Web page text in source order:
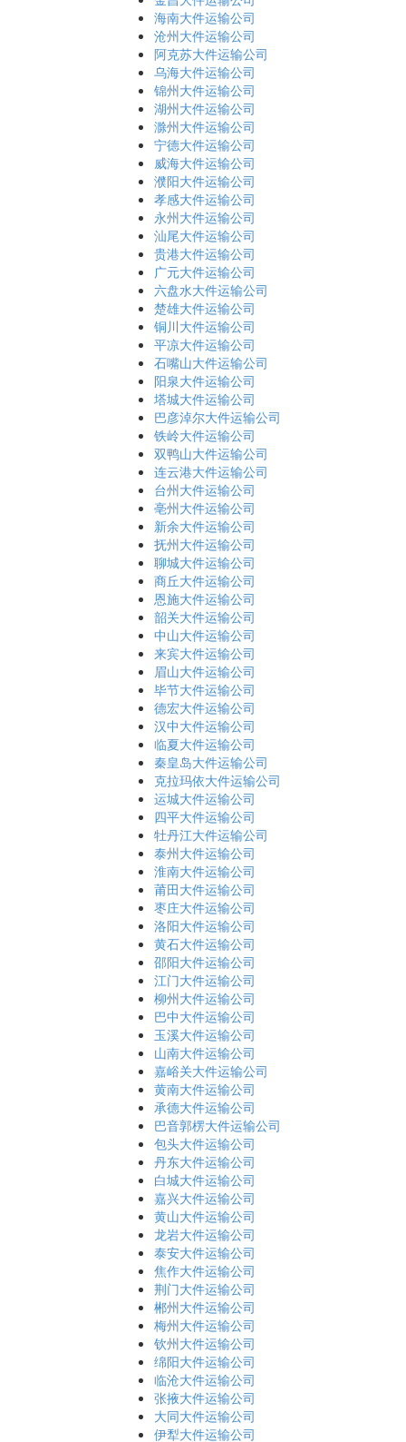
海南大件运输公司
沧州大件运输公司
阿克苏大件运输公司
乌海大件运输公司
锦州大件运输公司
湖州大件运输公司
滁州大件运输公司
宁德大件运输公司
威海大件运输公司
濮阳大件运输公司
孝感大件运输公司
永州大件运输公司
汕尾大件运输公司
贵港大件运输公司
广元大件运输公司
六盘水大件运输公司
楚雄大件运输公司
铜川大件运输公司
平凉大件运输公司
石嘴山大件运输公司
阳泉大件运输公司
塔城大件运输公司
巴彦淖尔大件运输公司
铁岭大件运输公司
双鸭山大件运输公司
连云港大件运输公司
台州大件运输公司
亳州大件运输公司
新余大件运输公司
抚州大件运输公司
聊城大件运输公司
商丘大件运输公司
恩施大件运输公司
韶关大件运输公司
中山大件运输公司
来宾大件运输公司
眉山大件运输公司
毕节大件运输公司
德宏大件运输公司
汉中大件运输公司
临夏大件运输公司
秦皇岛大件运输公司
克拉玛依大件运输公司
运城大件运输公司
四平大件运输公司
牡丹江大件运输公司
泰州大件运输公司
淮南大件运输公司
莆田大件运输公司
枣庄大件运输公司
洛阳大件运输公司
黄石大件运输公司
邵阳大件运输公司
江门大件运输公司
柳州大件运输公司
巴中大件运输公司
玉溪大件运输公司
山南大件运输公司
嘉峪关大件运输公司
黄南大件运输公司
承德大件运输公司
巴音郭楞大件运输公司
包头大件运输公司
丹东大件运输公司
白城大件运输公司
嘉兴大件运输公司
黄山大件运输公司
龙岩大件运输公司
泰安大件运输公司
焦作大件运输公司
荆门大件运输公司
郴州大件运输公司
梅州大件运输公司
钦州大件运输公司
绵阳大件运输公司
临沧大件运输公司
张掖大件运输公司
大同大件运输公司
伊犁大件运输公司